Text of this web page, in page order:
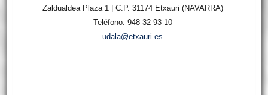
Zaldualdea Plaza 1 | C.P. 31174 Etxauri (NAVARRA)
Teléfono: 948 32 93 10
udala@etxauri.es